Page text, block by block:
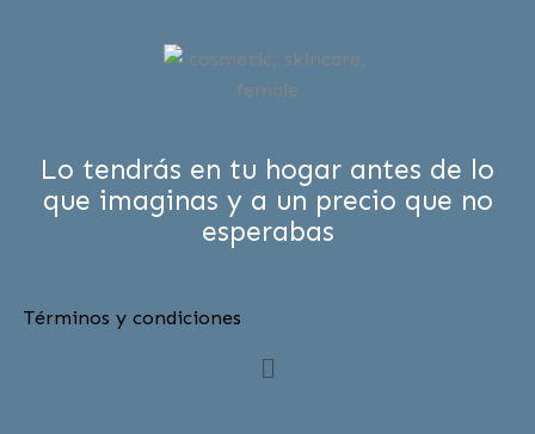
Lo tendrás en tu hogar antes de lo
que imaginas y a un precio que no
esperabas
Términos y condiciones
Menú